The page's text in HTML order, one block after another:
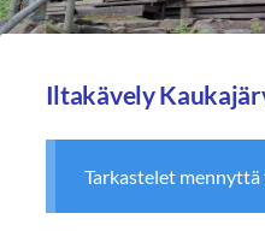
Iltakävely
Tarkastelet mennyttä